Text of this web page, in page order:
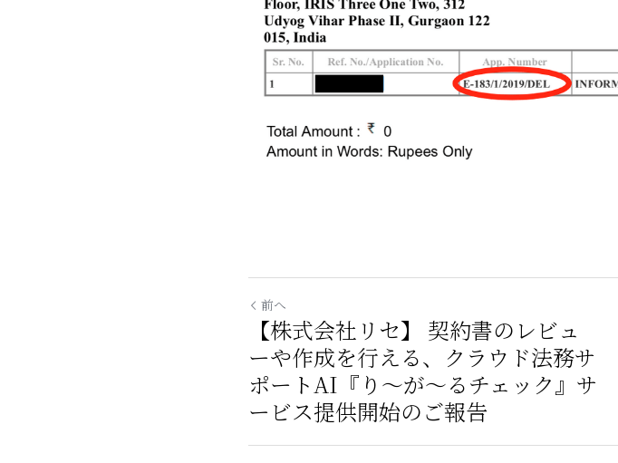
前へ
【株式会社リセ】 契約書のレビュ
ーや作成を行える、クラウド法務サ
ポートAI『り～が～るチェック』サ
ービス提供開始のご報告